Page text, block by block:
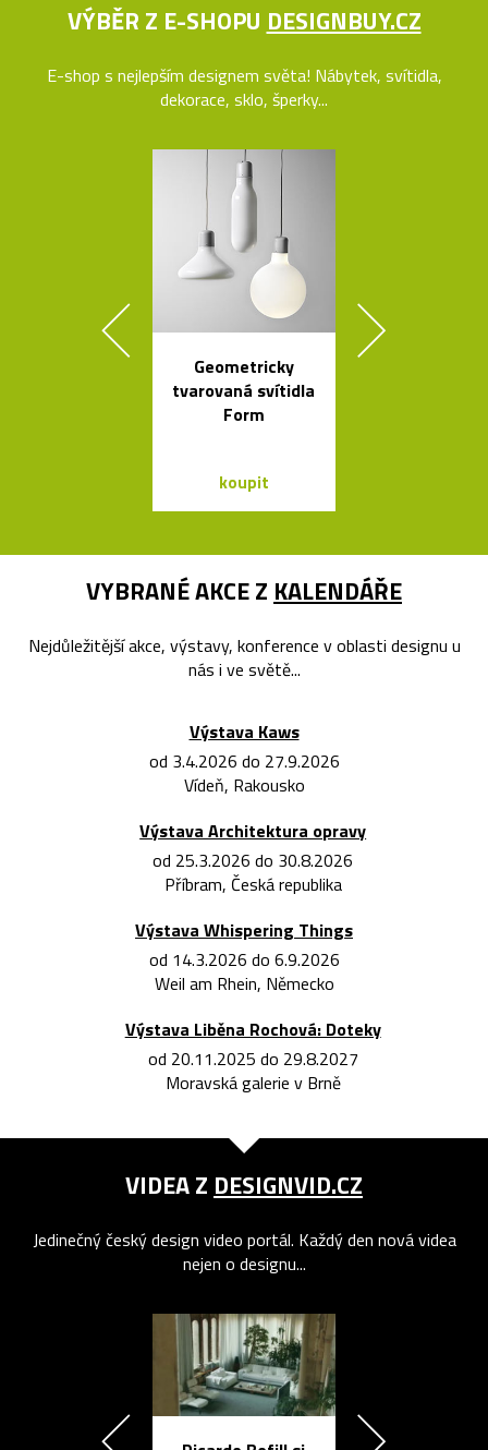
VÝBĚR Z E-SHOPU DESIGNBUY.CZ
E-shop s nejlepším designem světa! Nábytek, svítidla,
dekorace, sklo, šperky...
Geometricky
tvarovaná svítidla
Form
koupit
VYBRANÉ AKCE Z KALENDÁŘE
Nejdůležitější akce, výstavy, konference v oblasti designu u
nás i ve světě...
Výstava Kaws
od 3.4.2026 do 27.9.2026
Vídeň, Rakousko
Výstava Architektura opravy
od 25.3.2026 do 30.8.2026
Příbram, Česká republika
Výstava Whispering Things
od 14.3.2026 do 6.9.2026
Weil am Rhein, Německo
Výstava Liběna Rochová: Doteky
od 20.11.2025 do 29.8.2027
Moravská galerie v Brně
VIDEA Z DESIGNVID.CZ
Jedinečný český design video portál. Každý den nová videa
nejen o designu...